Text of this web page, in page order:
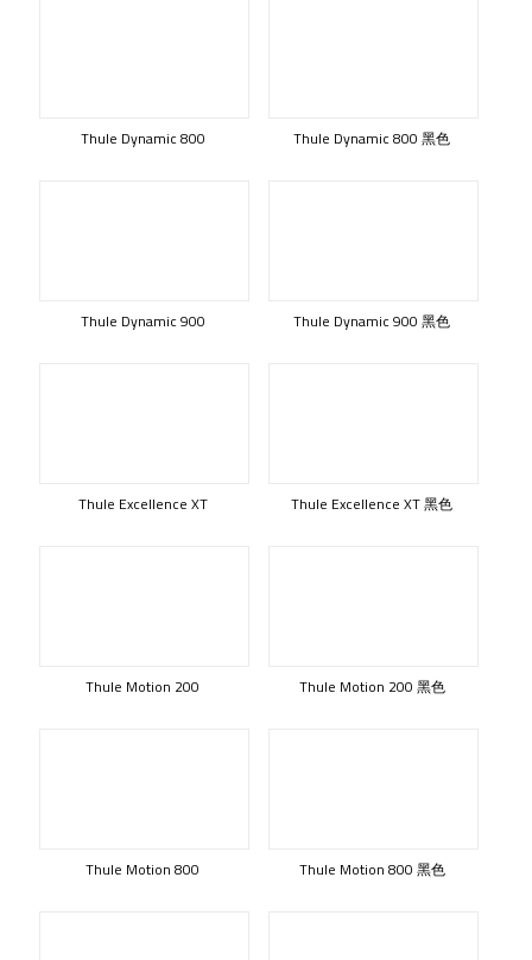
Thule Dynamic 800 Thule Dynamic 800 黑色
Thule Dynamic 900 Thule Dynamic 900 黑色
Thule Excellence XT Thule Excellence XT 黑色
Thule Motion 200 Thule Motion 200 黑色
Thule Motion 800 Thule Motion 800 黑色